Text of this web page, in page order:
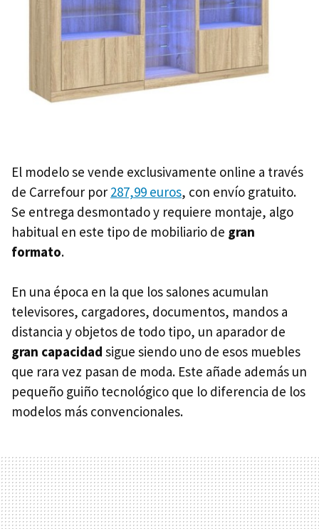
El modelo se vende exclusivamente online a través
de Carrefour por 287,99 euros, con envío gratuito.
Se entrega desmontado y requiere montaje, algo
habitual en este tipo de mobiliario de gran
formato.
En una época en la que los salones acumulan
televisores, cargadores, documentos, mandos a
distancia y objetos de todo tipo, un aparador de
gran capacidad sigue siendo uno de esos muebles
que rara vez pasan de moda. Este añade además un
pequeño guiño tecnológico que lo diferencia de los
modelos más convencionales.